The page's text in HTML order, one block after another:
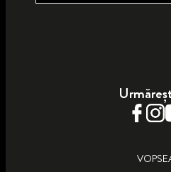
VOPSEA
AFLĂ MAI